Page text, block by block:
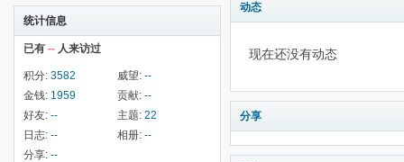
统计信息
已有 -- 人来访过
积分: 3582 威望: --
金钱: 1959 贡献: --
好友: -- 主题: 22
日志: -- 相册: --
分享: --
动态
现在还没有动态
分享